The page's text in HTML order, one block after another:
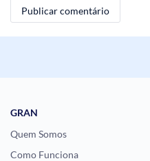
GRAN
Quem Somos
Como Funciona